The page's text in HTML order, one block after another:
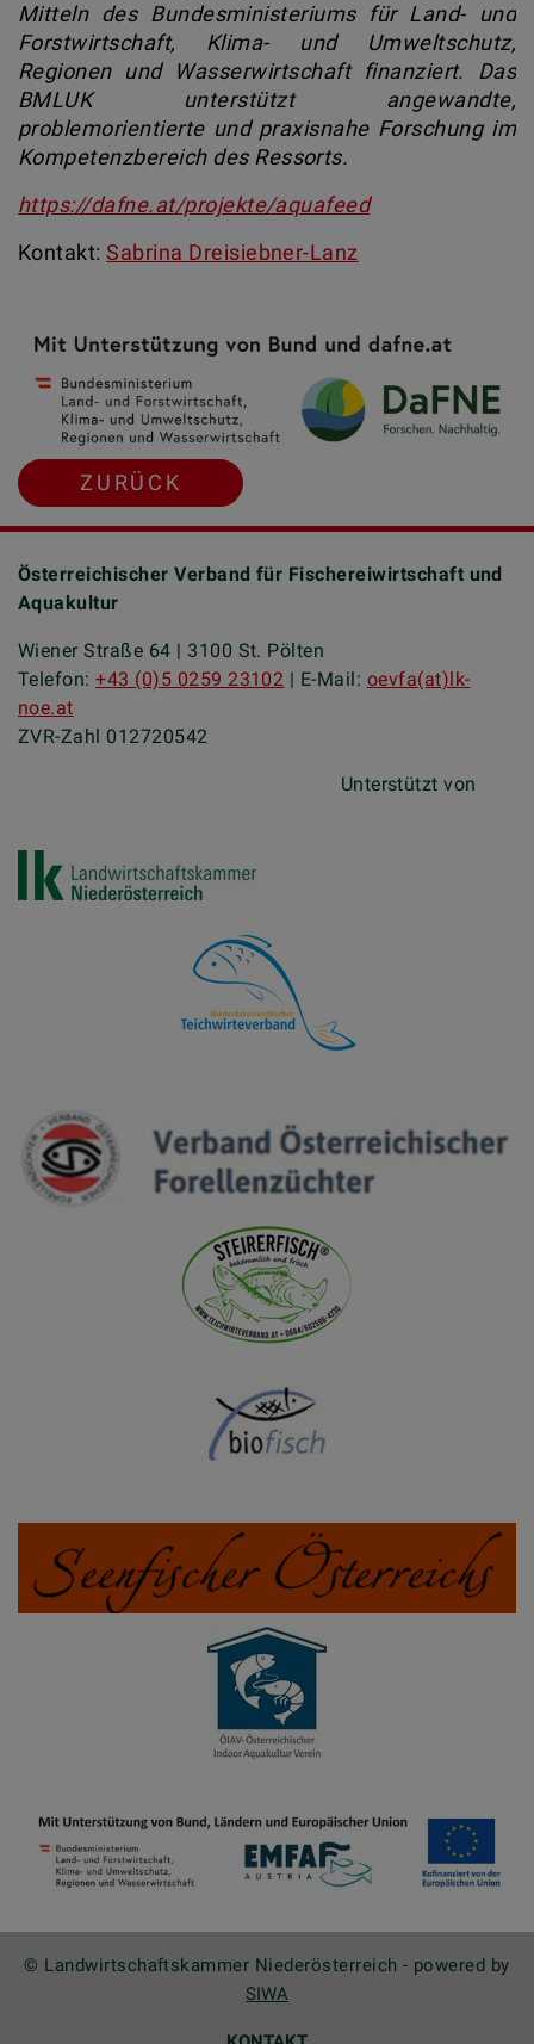
Mitteln des Bundesministeriums für Land- und
Forstwirtschaft, Klima- und Umweltschutz,
Regionen und Wasserwirtschaft finanziert. Das
BMLUK unterstützt angewandte,
problemorientierte und praxisnahe Forschung im
Kompetenzbereich des Ressorts.
https://dafne.at/projekte/aquafeed
Kontakt: Sabrina Dreisiebner-Lanz
ZURÜCK
Österreichischer Verband für Fischereiwirtschaft und
Aquakultur
Wiener Straße 64 | 3100 St. Pölten
Telefon:+43 (0)5 0259 23102 | E-Mail: oevfa(at)lk-
noe.at
ZVR-Zahl 012720542
Unterstützt von
© Landwirtschaftskammer Niederösterreich - powered by
SIWA